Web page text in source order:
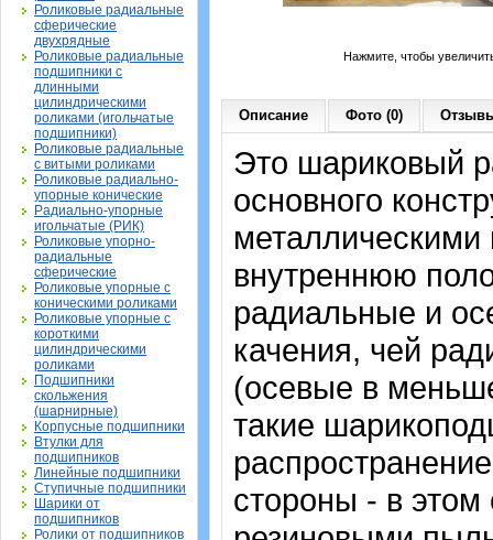
Роликовые радиальные
сферические
двухрядные
Роликовые радиальные
подшипники с
длинными
цилиндрическими
роликами (игольчатые
подшипники)
Роликовые радиальные
с витыми роликами
Роликовые радиально-
упорные конические
Радиально-упорные
игольчатые (РИК)
Роликовые упорно-
радиальные
сферические
Роликовые упорные с
коническими роликами
Роликовые упорные с
короткими
цилиндрическими
роликами
Подшипники
скольжения
(шарнирные)
Корпусные подшипники
Втулки для
подшипников
Линейные подшипники
Ступичные подшипники
Шарики от
подшипников
Ролики от подшипников
Нажмите, чтобы
Описание Фото (0)
Это шариковый
основного
внутреннюю
радиальные и
качения, чей
(осевые в
такие
стороны - в